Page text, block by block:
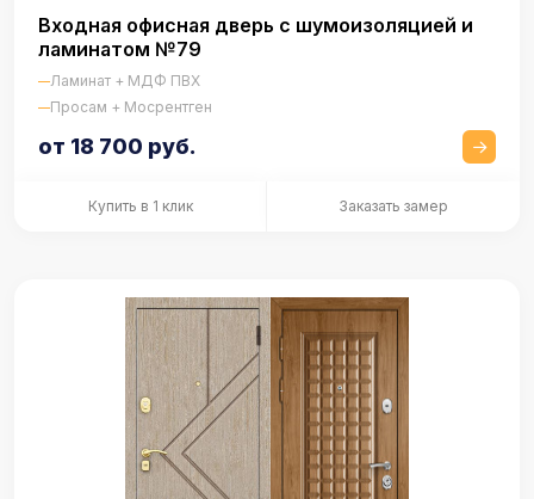
Входная офисная дверь с шумоизоляцией и
ламинатом №79
Ламинат + МДФ ПВХ
Просам + Мосрентген
от 18 700 руб.
Купить в 1 клик Заказать замер